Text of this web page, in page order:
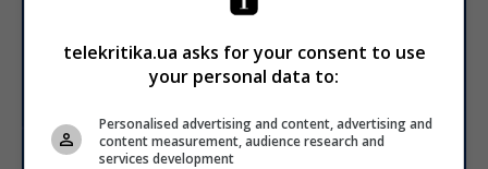
telekritika.ua asks for your consent to use
your personal data to:
Personalised advertising and content, advertising and
content measurement, audience research and
services development